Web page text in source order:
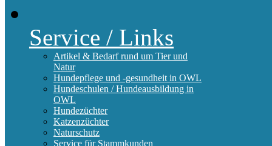
Service / Links
Artikel & Bedarf rund um Tier und
Natur
Hundepflege und -gesundheit in OWL
Hundeschulen / Hundeausbildung in
OWL
Hundezüchter
Katzenzüchter
Naturschutz
Service für Stammkunden